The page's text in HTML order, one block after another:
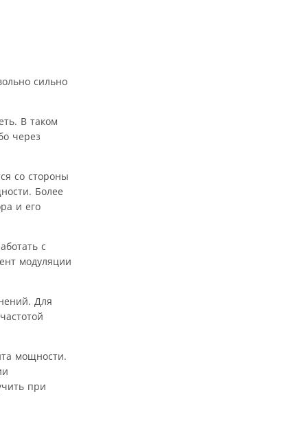
сильно
В таком
через
со стороны
Более
и его
с
модуляции
Для
мощности.
при